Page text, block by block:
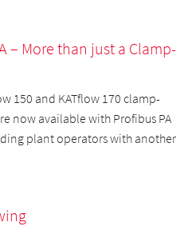
– More than just a Clamp-
150 and KATflow 170 clamp-
now available with Profibus PA
plant operators with another